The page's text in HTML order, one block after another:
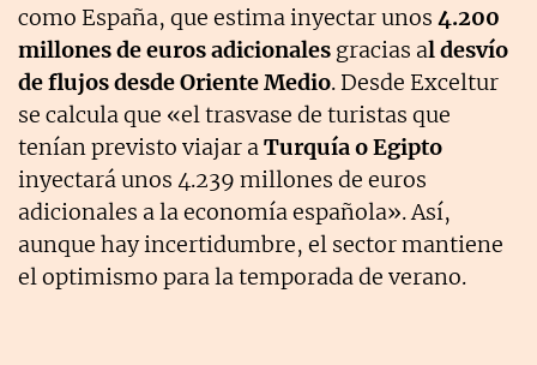
como España, que estima inyectar unos 4.200
millones de euros adicionales gracias al desvío
de flujos desde Oriente Medio. Desde Exceltur
se calcula que «el trasvase de turistas que
tenían previsto viajar aTurquía o Egipto
inyectará unos 4.239 millones de euros
adicionales a la economía española». Así,
aunque hay incertidumbre, el sector mantiene
el optimismo para la temporada de verano.